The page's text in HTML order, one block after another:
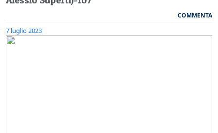
COMMENTA
7 luglio 2023